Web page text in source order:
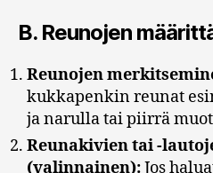
B. Reunojen
Reunojen
kukkapenkin reunat
ja narulla tai piirrä
Reunakivien tai -
(valinnainen):Jos